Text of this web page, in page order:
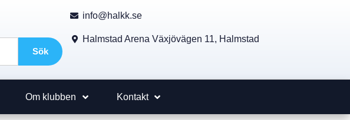
Sök
info@halkk.se
Halmstad Arena Växjövägen 11, Halmstad
Om klubben Kontakt